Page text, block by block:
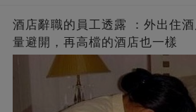
酒店辭職的員工透露 ：外出住
量避開，再高檔的酒店也一樣